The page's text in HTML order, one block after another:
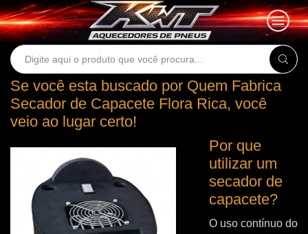
Search
Se você esta buscado por Quem Fabrica
Secador de Capacete Flora Rica, você
veio ao lugar certo!
Por que
utilizar um
secador de
capacete?
O uso contínuo do